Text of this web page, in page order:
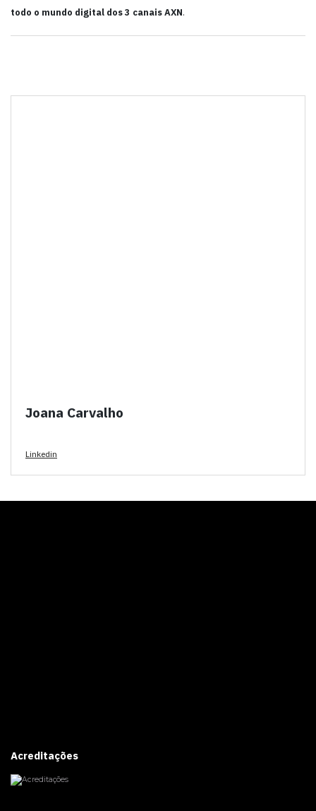
todo o mundo digital dos 3 canais AXN.
Joana Carvalho
Linkedin
Acreditações